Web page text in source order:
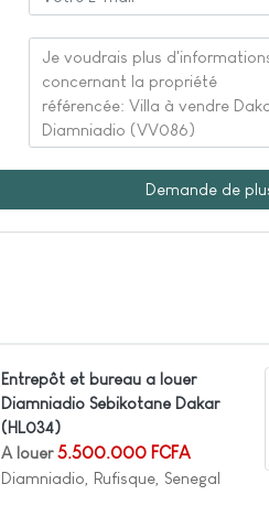
Demande de
Entrepôt et bureau a louer
Diamniadio Sebikotane Dakar
(HL034)
A louer5.500.000 FCFA
Diamniadio, Rufisque, Senegal